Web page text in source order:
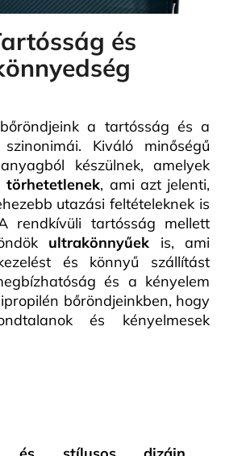
és
a tartósság és a
szinonimái. Kiváló minőségű
készülnek, amelyek
törhetetlenek, ami azt jelenti,
utazási feltételeknek is
rendkívüli tartósság mellett
ultrakönnyűek is, ami
és könnyű szállítást
és a kényelem
bőröndjeinkben, hogy
és kényelmesek